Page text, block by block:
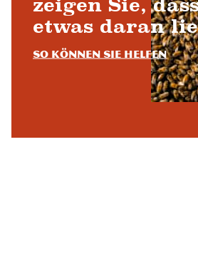
zeigen Sie,
etwas daran
So können Sie helfen